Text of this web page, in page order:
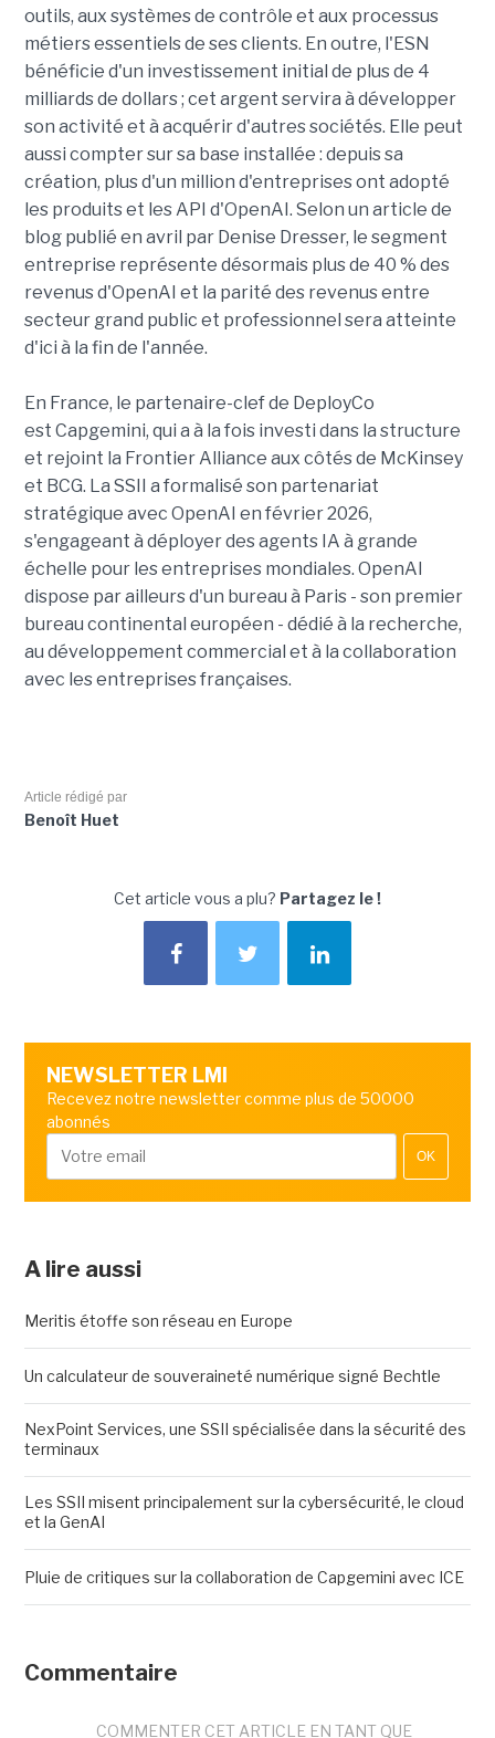
outils, aux systèmes de contrôle et aux processus
métiers essentiels de ses clients. En outre, l'ESN
bénéficie d'un investissement initial de plus de 4
milliards de dollars ; cet argent servira à développer
son activité et à acquérir d'autres sociétés. Elle peut
aussi compter sur sa base installée : depuis sa
création, plus d'un million d'entreprises ont adopté
les produits et les API d'OpenAI. Selon un article de
blog publié en avril par Denise Dresser, le segment
entreprise représente désormais plus de 40 % des
revenus d'OpenAI et la parité des revenus entre
secteur grand public et professionnel sera atteinte
d'ici à la fin de l'année.
En France, le partenaire-clef de DeployCo
est Capgemini, qui a à la fois investi dans la structure
et rejoint la Frontier Alliance aux côtés de McKinsey
et BCG. La SSII a formalisé son partenariat
stratégique avec OpenAI en février 2026,
s'engageant à déployer des agents IA à grande
échelle pour les entreprises mondiales. OpenAI
dispose par ailleurs d'un bureau à Paris - son premier
bureau continental européen - dédié à la recherche,
au développement commercial et à la collaboration
avec les entreprises françaises.
Article rédigé par
Benoît Huet
Cet article vous a plu? Partagez le !
NEWSLETTER LMI
Recevez notre newsletter comme plus de 50000
abonnés
OK
A lire aussi
Meritis étoffe son réseau en Europe
Un calculateur de souveraineté numérique signé Bechtle
NexPoint Services, une SSII spécialisée dans la sécurité des
terminaux
Les SSII misent principalement sur la cybersécurité, le cloud
et la GenAI
Pluie de critiques sur la collaboration de Capgemini avec ICE
Commentaire
COMMENTER CET ARTICLE EN TANT QUE